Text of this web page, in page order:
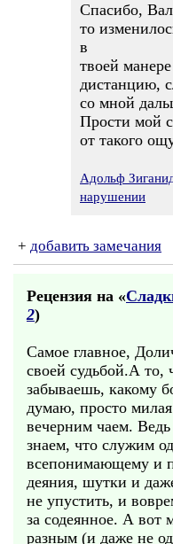
Спасибо,
то
в
твоей
дистанцию,
со мной
Прости мой
от такого
Адольф
нарушении
+ добавить замечания
Рецензия на «
2)
Самое главное,
своей судьбой.А то,
забываешь, какому
думаю, просто
вечерним чаем.
знаем, что служим
всепонимающему и
деяния, шутки и
не упустить, и
за содеянное. А
разным (и даже не